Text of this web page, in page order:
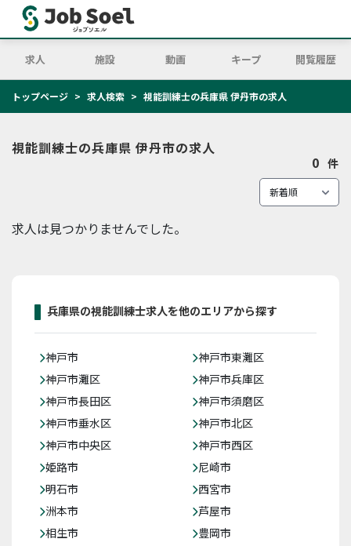
求人 施設 動画 キープ 閲覧履歴
トップページ 求人検索 視能訓練士の兵庫県 伊丹市の求人
視能訓練士の兵庫県 伊丹市の求人
0 件
求人は見つかりませんでした。
兵庫県の視能訓練士求人を他のエリアから探す
神戸市
神戸市東灘区
神戸市灘区
神戸市兵庫区
神戸市長田区
神戸市須磨区
神戸市垂水区
神戸市北区
神戸市中央区
神戸市西区
姫路市
尼崎市
明石市
西宮市
洲本市
芦屋市
相生市
豊岡市